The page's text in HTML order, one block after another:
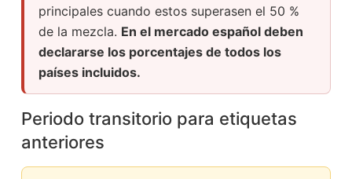
principales cuando estos superasen el 50 %
de la mezcla. En el mercado español deben
declararse los porcentajes de todos los
países incluidos.
Periodo transitorio para etiquetas
anteriores